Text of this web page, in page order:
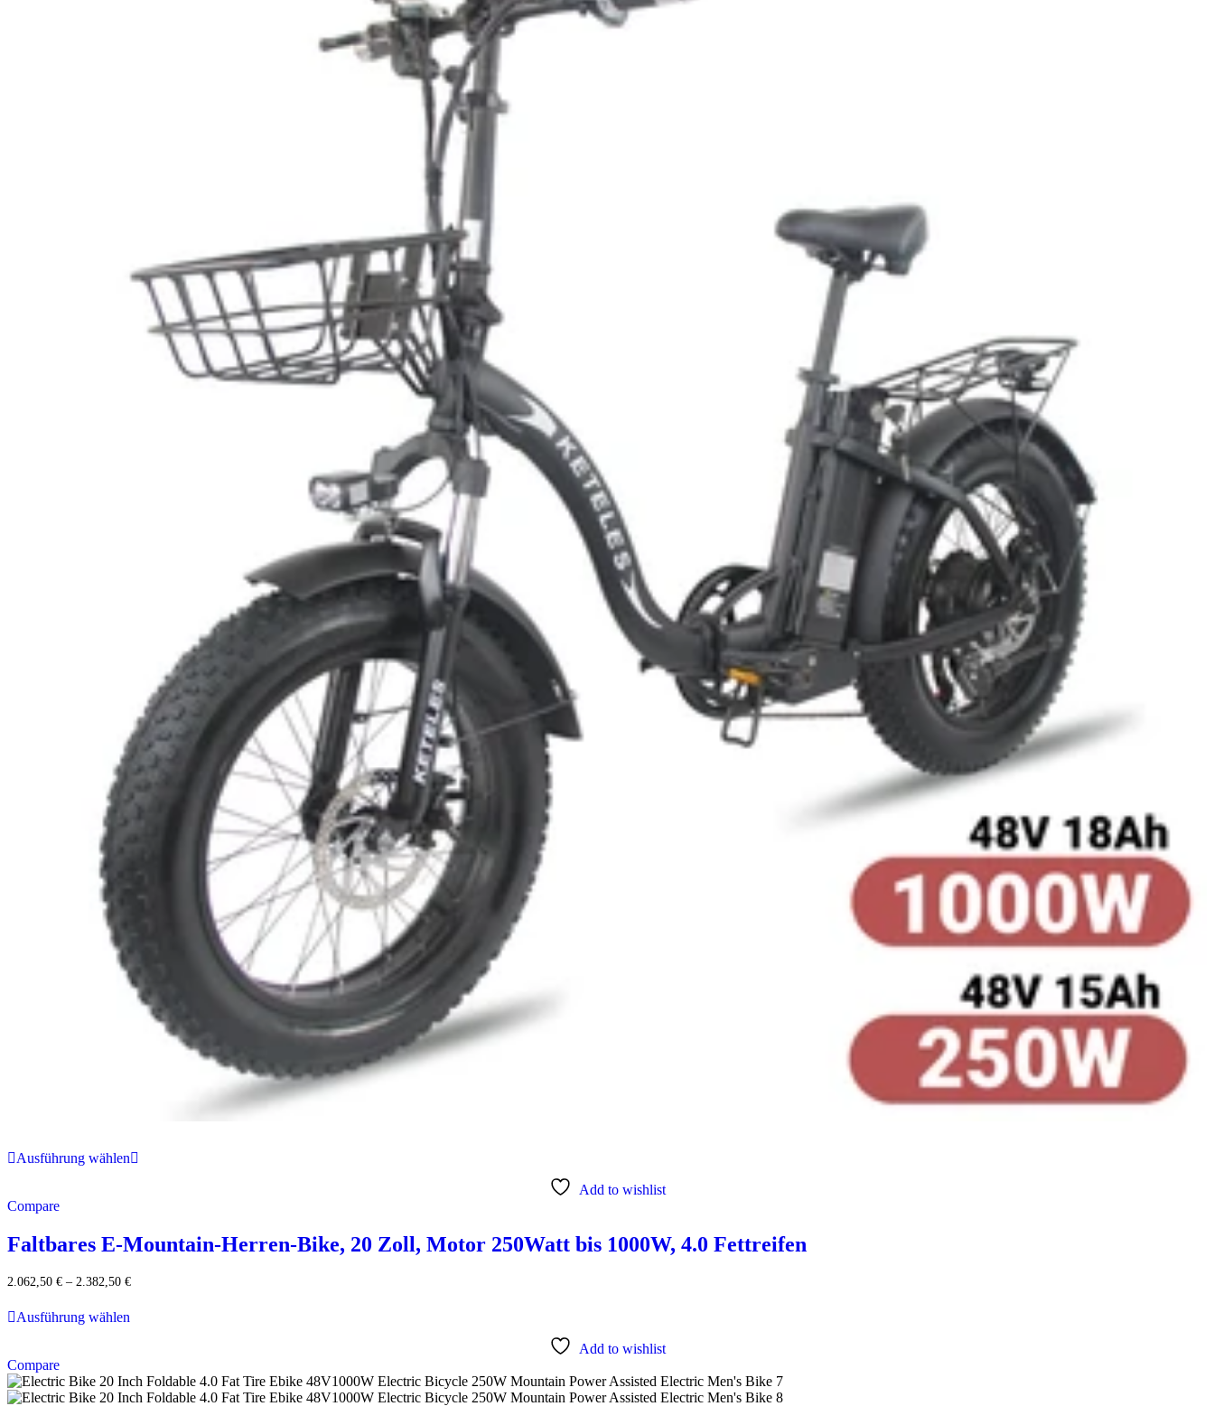
Ausführung wählen
Add to wishlist
Compare
Faltbares E-Mountain-Herren-Bike, 20 Zoll, Motor 250Watt bis 1000W, 4.0 Fettreifen
2.062,50 € – 2.382,50 €
Ausführung wählen
Add to wishlist
Compare